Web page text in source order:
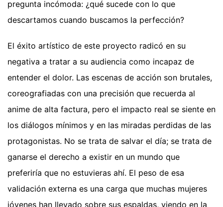
pregunta incómoda: ¿qué sucede con lo que
descartamos cuando buscamos la perfección?
El éxito artístico de este proyecto radicó en su
negativa a tratar a su audiencia como incapaz de
entender el dolor. Las escenas de acción son brutales,
coreografiadas con una precisión que recuerda al
anime de alta factura, pero el impacto real se siente en
los diálogos mínimos y en las miradas perdidas de las
protagonistas. No se trata de salvar el día; se trata de
ganarse el derecho a existir en un mundo que
preferiría que no estuvieras ahí. El peso de esa
validación externa es una carga que muchas mujeres
jóvenes han llevado sobre sus espaldas, viendo en la